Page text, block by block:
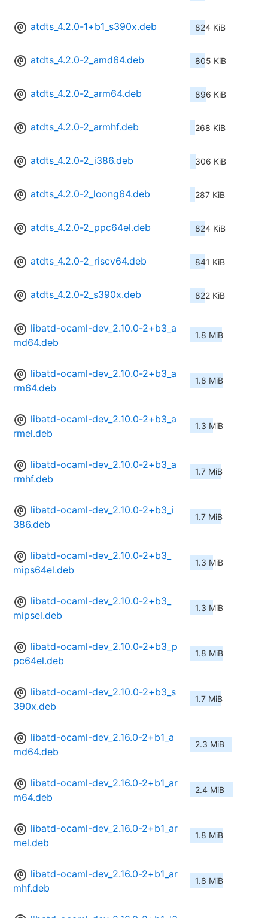
atdts_4.2.0-1+b1_s390x.deb 824 KiB
atdts_4.2.0-2_amd64.deb 805 KiB
atdts_4.2.0-2_arm64.deb 896 KiB
atdts_4.2.0-2_armhf.deb 268 KiB
atdts_4.2.0-2_i386.deb 306 KiB
atdts_4.2.0-2_loong64.deb 287 KiB
atdts_4.2.0-2_ppc64el.deb 824 KiB
atdts_4.2.0-2_riscv64.deb 841 KiB
atdts_4.2.0-2_s390x.deb 822 KiB
libatd-ocaml-dev_2.10.0-2+b3_a
md64.deb
1.8 MiB
libatd-ocaml-dev_2.10.0-2+b3_a
rm64.deb
1.8 MiB
libatd-ocaml-dev_2.10.0-2+b3_a
rmel.deb
1.3 MiB
libatd-ocaml-dev_2.10.0-2+b3_a
rmhf.deb
1.7 MiB
libatd-ocaml-dev_2.10.0-2+b3_i
386.deb
1.7 MiB
libatd-ocaml-dev_2.10.0-2+b3_
mips64el.deb
1.3 MiB
libatd-ocaml-dev_2.10.0-2+b3_
mipsel.deb
1.3 MiB
libatd-ocaml-dev_2.10.0-2+b3_p
pc64el.deb
1.8 MiB
libatd-ocaml-dev_2.10.0-2+b3_s
390x.deb
1.7 MiB
libatd-ocaml-dev_2.16.0-2+b1_a
md64.deb
2.3 MiB
libatd-ocaml-dev_2.16.0-2+b1_ar
m64.deb
2.4 MiB
libatd-ocaml-dev_2.16.0-2+b1_ar
mel.deb
1.8 MiB
libatd-ocaml-dev_2.16.0-2+b1_ar
mhf.deb
1.8 MiB